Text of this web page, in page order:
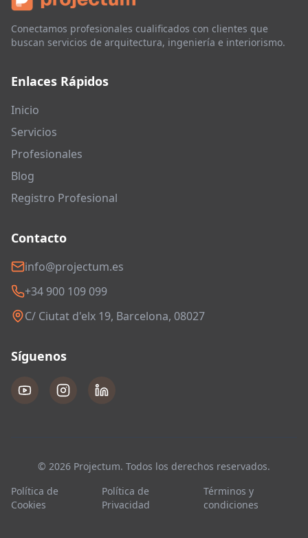
Conectamos profesionales cualificados con clientes que
buscan servicios de arquitectura, ingeniería e interiorismo.
Enlaces Rápidos
Inicio
Servicios
Profesionales
Blog
Registro Profesional
Contacto
info@projectum.es
+34 900 109 099
C/ Ciutat d'elx 19, Barcelona, 08027
Síguenos
© 2026 Projectum. Todos los derechos reservados.
Política de
Cookies
Política de
Privacidad
Términos y
condiciones